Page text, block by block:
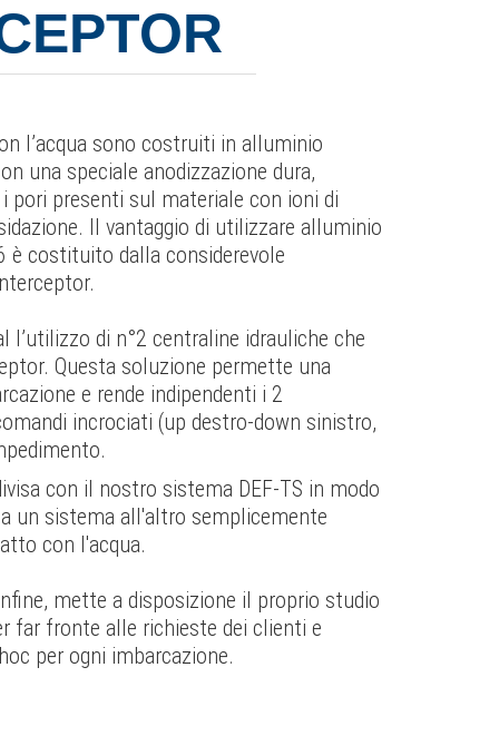
l’acqua sono costruiti in alluminio
una speciale anodizzazione dura,
pori presenti sul materiale con ioni di
Il vantaggio di utilizzare alluminio
è costituito dalla considerevole
l’utilizzo di n°2 centraline idrauliche che
Questa soluzione permette una
e rende indipendenti i 2
incrociati (up destro-down sinistro,
con il nostro sistema DEF-TS in modo
un sistema all'altro semplicemente
con l'acqua.
mette a disposizione il proprio studio
far fronte alle richieste dei clienti e
per ogni imbarcazione.